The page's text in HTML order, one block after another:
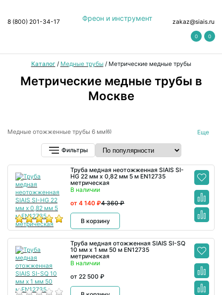
Фреон и инструмент
8 (800) 201-34-17 zakaz@siais.ru
0 0
Каталог / Медные трубы / Метрические медные трубы
Метрические медные трубы в
Москве
Медные отожженные трубы 6 мм(6)
Трубы медные 10 мм(12) Медные трубы 12 мм(13)
Медные трубы 18 мм(6) Медные трубы 22 мм(8)
Медные трубы SIAIS(55)
Еще
Фильтры
Труба медная неотожженная SIAIS SI-
HG 22 мм x 0,82 мм 5 м EN12735
метрическая
В наличии
4 360 ₽
от 4 140 ₽
В корзину
Труба медная отожженная SIAIS SI-SQ
10 мм x 1 мм 50 м EN12735
метрическая
В наличии
от 22 500 ₽